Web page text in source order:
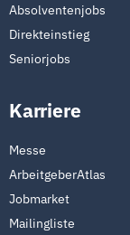
Absolventenjobs
Direkteinstieg
Seniorjobs
Karriere
Messe
ArbeitgeberAtlas
Jobmarket
Mailingliste